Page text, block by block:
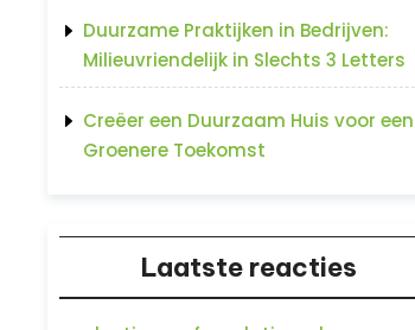
Duurzame Praktijken in Bedrijven:
Milieuvriendelijk in Slechts 3 Letters
Creëer een Duurzaam Huis voor een
Groenere Toekomst
Laatste reacties